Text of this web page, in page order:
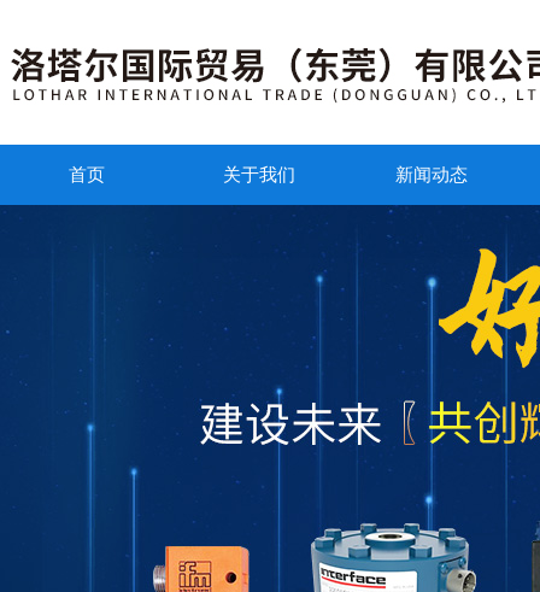
首页 关于我们 新闻动态